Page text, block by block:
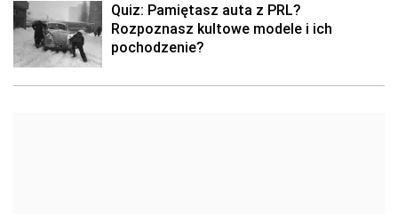
Quiz: Pamiętasz auta z PRL?
Rozpoznasz kultowe modele i ich
pochodzenie?